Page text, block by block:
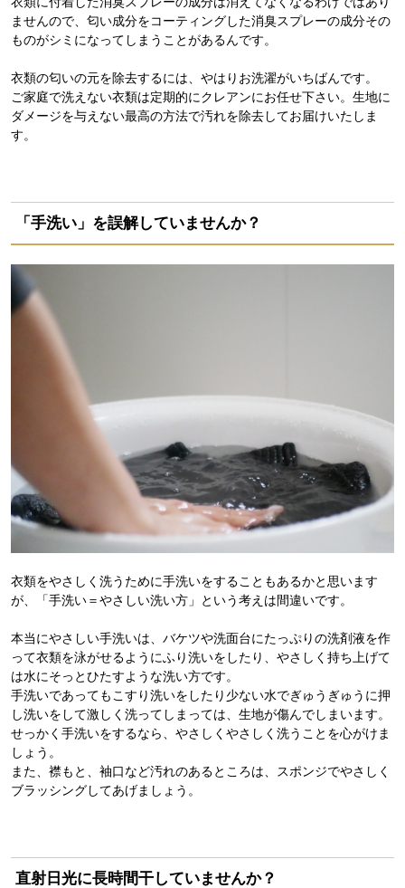
ませんので、匂い成分をコーティングした消臭スプレーの成分その
ものがシミになってしまうことがあるんです。
衣類の匂いの元を除去するには、やはりお洗濯がいちばんです。
ご家庭で洗えない衣類は定期的にクレアンにお任せ下さい。生地に
ダメージを与えない最高の方法で汚れを除去してお届けいたしま
す。
「手洗い」を誤解していませんか？
衣類をやさしく洗うために手洗いをすることもあるかと思います
が、「手洗い＝やさしい洗い方」という考えは間違いです。
本当にやさしい手洗いは、バケツや洗面台にたっぷりの洗剤液を作
って衣類を泳がせるようにふり洗いをしたり、やさしく持ち上げて
は水にそっとひたすような洗い方です。
手洗いであってもこすり洗いをしたり少ない水でぎゅうぎゅうに押
し洗いをして激しく洗ってしまっては、生地が傷んでしまいます。
せっかく手洗いをするなら、やさしくやさしく洗うことを心がけま
しょう。
また、襟もと、袖口など汚れのあるところは、スポンジでやさしく
ブラッシングしてあげましょう。
直射日光に長時間干していませんか？